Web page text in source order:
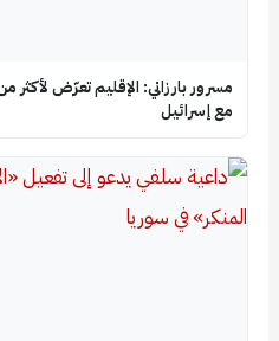
مسرور بارزاني: الإقليم تعرّض
مع إسرائيل